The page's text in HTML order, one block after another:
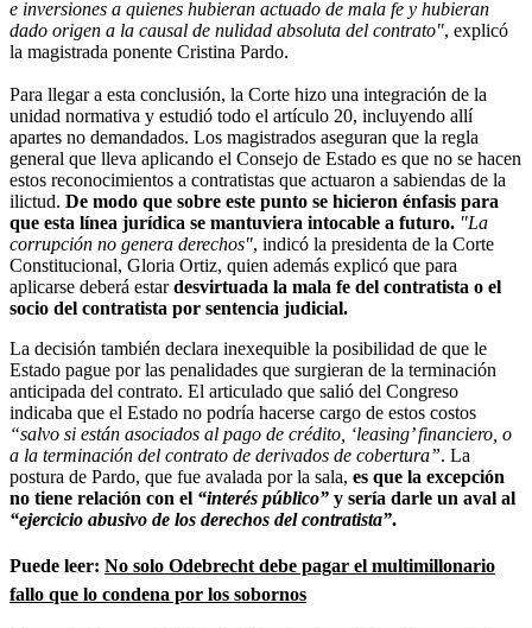
e inversiones a quienes hubieran actuado de mala fe y hubieran
dado origen a la causal de nulidad absoluta del contrato", explicó
la magistrada ponente Cristina Pardo.
Para llegar a esta conclusión, la Corte hizo una integración de la
unidad normativa y estudió todo el artículo 20, incluyendo allí
apartes no demandados. Los magistrados aseguran que la regla
general que lleva aplicando el Consejo de Estado es que no se hacen
estos reconocimientos a contratistas que actuaron a sabiendas de la
ilictud. De modo que sobre este punto se hicieron énfasis para
que esta línea jurídica se mantuviera intocable a futuro. "La
corrupción no genera derechos", indicó la presidenta de la Corte
Constitucional, Gloria Ortiz, quien además explicó que para
aplicarse deberá estardesvirtuada la mala fe del contratista o el
socio del contratista por sentencia judicial.
La decisión también declara inexequible la posibilidad de que le
Estado pague por las penalidades que surgieran de la terminación
anticipada del contrato. El articulado que salió del Congreso
indicaba que el Estado no podría hacerse cargo de estos costos
“salvo si están asociados al pago de crédito, ‘leasing’ financiero, o
a la terminación del contrato de derivados de cobertura”. La
postura de Pardo, que fue avalada por la sala, es que la excepción
no tiene relación con el “interés público” y sería darle un aval al
“ejercicio abusivo de los derechos del contratista”.
Puede leer: No solo Odebrecht debe pagar el multimillonario
fallo que lo condena por los sobornos